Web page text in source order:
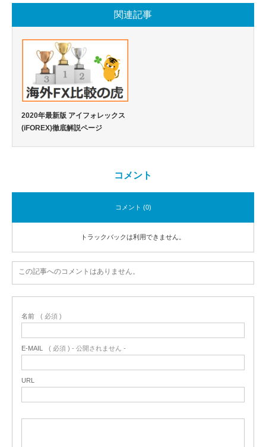
関連記事
2020年最新版 アイフォレックス
(iFOREX)徹底解説ページ
コメント
コメント (0)
トラックバックは利用できません。
この記事へのコメントはありません。
名前 ( 必須 )
E-MAIL ( 必須 ) - 公開されません -
URL